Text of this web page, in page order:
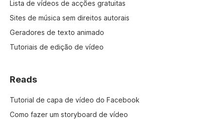
Lista de vídeos de acções gratuitas
Sites de música sem direitos autorais
Geradores de texto animado
Tutoriais de edição de vídeo
Reads
Tutorial de capa de vídeo do Facebook
Como fazer um storyboard de vídeo